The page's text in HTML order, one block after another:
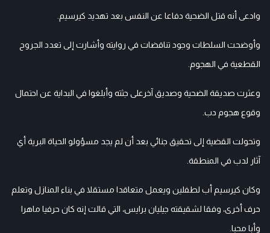
وادعى أنه قتل الضحية دفاعا عن النفس بعد تهديد كيرسيم.
وأوضحت السلطات وجود تناقضات في روايته وأشارت إلى تعدد الجروح
القطعية في الهجوم.
وعثرت صديقة الضحية وصديق آخرعلى جثته وأبلغوا في البداية عن احتمال
وقوع هجوم دب.
وتحولت القضية إلى تحقيق جنائي بعد أن لم يجد مسؤولو الحياة البرية أي
آثار لدب في المنطقة.
وكان كيرسيم أب لطفلين ويعمل متعاقدا مستقلا في بناء المنازل وتعلم
حرف أخرى، وفقا لشقيقته جيليان برايس، التي قالت إنه كان حرفيا ماهرا
وأبا محبا.